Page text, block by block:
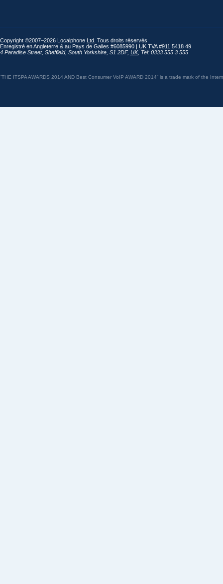
Copyright ©2007–2026 Localphone Ltd . Tous droits réservés
Enregistré en Angleterre & au Pays de Galles #6085990 | UK TVA#911 5418 49
4 Paradise Street, Sheffield, South Yorkshire S1 2DF, UK, Tel: 0333 555 3 555
“THE ITSPA AWARDS 2014 AND Best Consumer VoIP AWARD 2014” is a trade mark of the